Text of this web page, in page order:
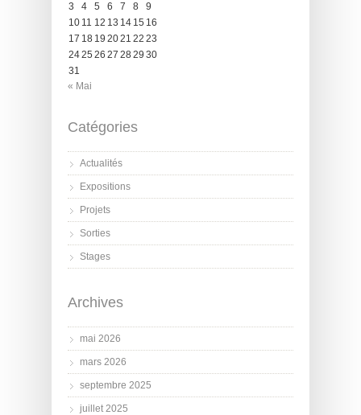
3
4 5 6 7 8
9
10 11 12 13 14 15 16
17 18 19 2021 22 23
2425 26 27 2829 30
31
« Mai
Catégories
Actualités
Expositions
Projets
Sorties
Stages
Archives
mai 2026
mars 2026
septembre 2025
juillet 2025